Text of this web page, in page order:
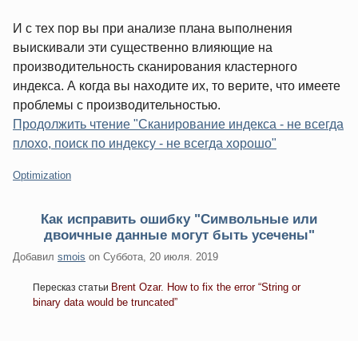
И с тех пор вы при анализе плана выполнения
выискивали эти существенно влияющие на
производительность сканирования кластерного
индекса. А когда вы находите их, то верите, что имеете
проблемы с производительностью.
Продолжить чтение "Сканирование индекса - не всегда
плохо, поиск по индексу - не всегда хорошо"
Категории:
Optimization
Как исправить ошибку "Символьные или
двоичные данные могут быть усечены"
Добавил smois on Суббота, 20 июля. 2019
Пересказ статьи Brent Ozar. How to fix the error “String or
binary data would be truncated”